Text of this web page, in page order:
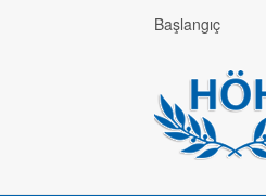
Başlangıç